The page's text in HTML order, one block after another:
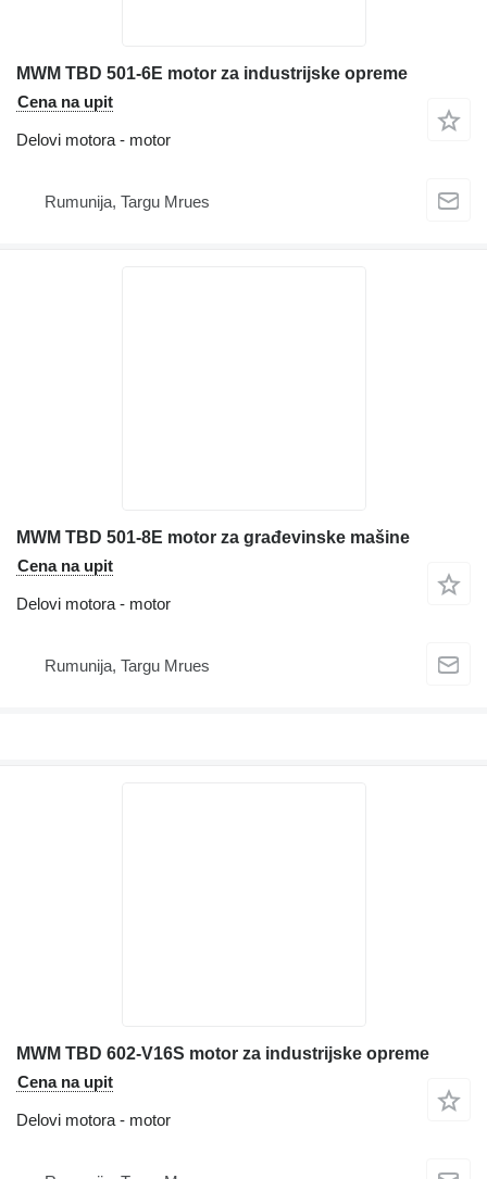
MWM TBD 501-6E motor za industrijske opreme
Cena na upit
Delovi motora - motor
Rumunija, Targu Mrues
MWM TBD 501-8E motor za građevinske mašine
Cena na upit
Delovi motora - motor
Rumunija, Targu Mrues
MWM TBD 602-V16S motor za industrijske opreme
Cena na upit
Delovi motora - motor